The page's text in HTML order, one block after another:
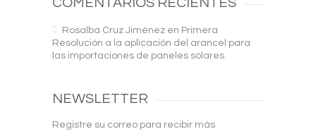
COMENTARIOS RECIENTES
Rosalba Cruz Jiménez en Primera
Resolución a la aplicación del arancel para
las importaciones de paneles solares
NEWSLETTER
Registre su correo para recibir más